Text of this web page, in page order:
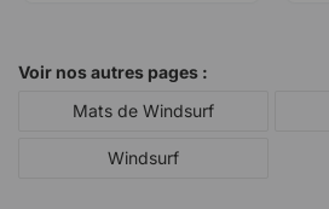
Voir nos autres pages :
Mats de Windsurf
Windsurf